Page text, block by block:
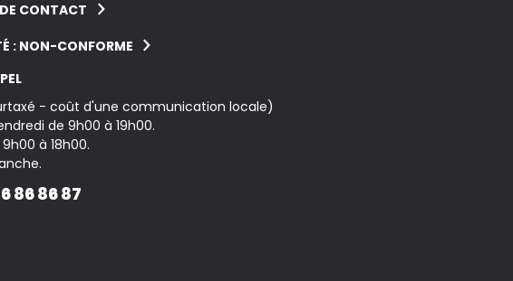
CONTACT
: NON-CONFORME
- coût d'une communication locale)
de 9h00 à 19h00.
à 18h00.
86 86 87